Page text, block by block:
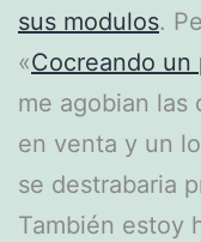
sus modulos.
«Cocreando un
me agobian las
en venta y un
se destrabaria
También estoy